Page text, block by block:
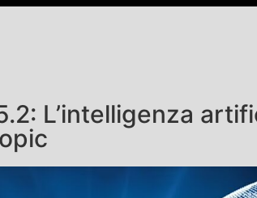
L’intelligenza